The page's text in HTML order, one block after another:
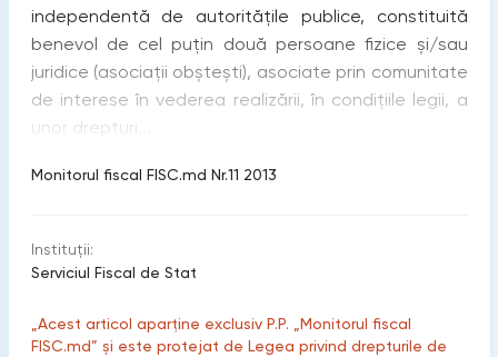
independentă de autorităţile publice, constituită
benevol de cel puţin două persoane fizice şi/sau
juridice (asociaţii obşteşti), asociate prin comunitate
de interese în vederea realizării, în condiţiile legii, a
unor drepturi...
Monitorul fiscal FISC.md Nr.11 2013
Instituții:
Serviciul Fiscal de Stat
„Acest articol aparține exclusiv P.P. „Monitorul fiscal
FISC.md” și este protejat de Legea privind drepturile de